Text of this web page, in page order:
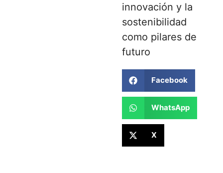
innovación y la
sostenibilidad
como pilares de
futuro
Facebook
WhatsApp
X